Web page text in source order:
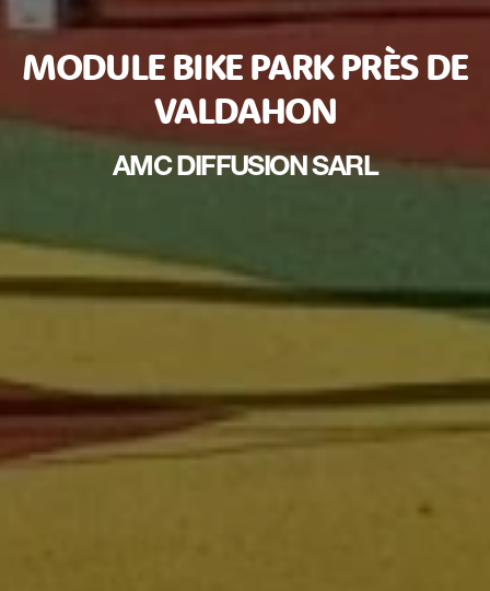
MODULE BIKE PARK PRÈS DE
VALDAHON
AMC DIFFUSION SARL